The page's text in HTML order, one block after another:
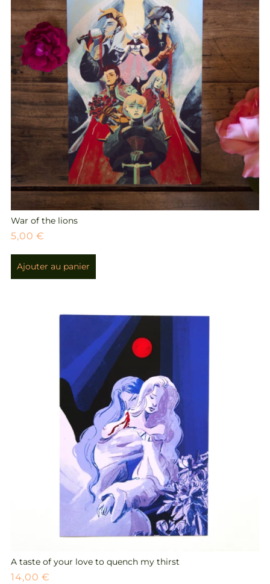
War of the lions
5,00€
Ajouter au panier
A taste of your love to quench my thirst
14,00€